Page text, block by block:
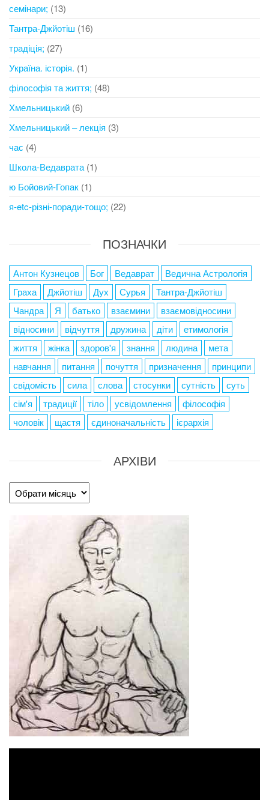
семінари; (13)
Тантра-Джйотіш (16)
традіція; (27)
Україна. історія. (1)
філософія та життя; (48)
Хмельницький (6)
Хмельницький – лекція (3)
час (4)
Школа-Ведаврата (1)
ю Бойовий-Гопак (1)
я-etc-різні-поради-тощо; (22)
ПОЗНАЧКИ
Антон Кузнецов Бог Ведаврат
Ведична Астрологія
Граха
Джйотіш Дух Сурья
Тантра-Джйотіш
Чандра
Я батько взаємини
взаємовідносини
відносини
відчуття дружина діти
етимологія
життя
жінка здоров'я знання людина
мета
навчання
питання почуття призначення
принципи
свідомість
сила слова стосунки сутність
суть
сім'я
традиції тіло усвідомлення
філософія
чоловік
щастя єдиноначальність ієрархія
АРХІВИ
Архіви